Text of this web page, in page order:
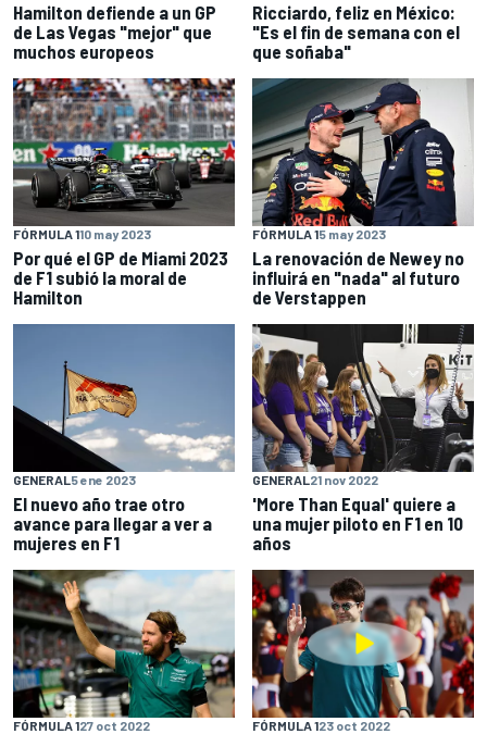
Hamilton defiende a un GP
de Las Vegas "mejor" que
muchos europeos
Ricciardo, feliz en México:
"Es el fin de semana con el
que soñaba"
FÓRMULA 110 may 2023
Por qué el GP de Miami 2023
de F1 subió la moral de
Hamilton
FÓRMULA 15 may 2023
La renovación de Newey no
influirá en "nada" al futuro
de Verstappen
GENERAL5 ene 2023
El nuevo año trae otro
avance para llegar a ver a
mujeres en F1
GENERAL21 nov 2022
'More Than Equal' quiere a
una mujer piloto en F1 en 10
años
FÓRMULA 127 oct 2022 FÓRMULA 123 oct 2022